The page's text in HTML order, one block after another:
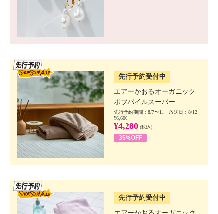
先行予約受付中
エアーかおるオーガニック
ボブパイルスーパー...
先行予約期間：8/7〜11 放送日：8/12
¥6,600
¥4,280 (税込)
35%OFF
先行予約受付中